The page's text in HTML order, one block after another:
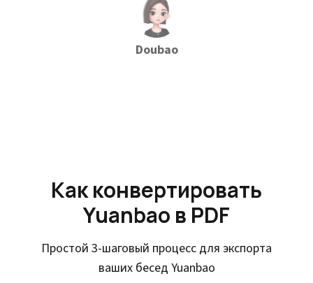
Doubao
Как конвертировать
Yuanbao в PDF
Простой 3-шаговый процесс для экспорта
ваших бесед Yuanbao